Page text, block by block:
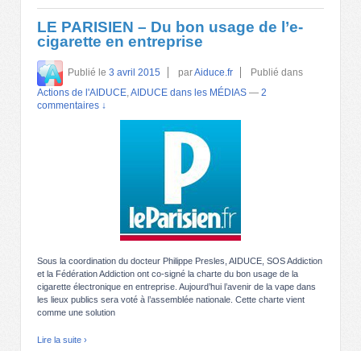
LE PARISIEN – Du bon usage de l’e-
cigarette en entreprise
Publié le 3 avril 2015 parAiduce.fr
Publié dans
Actions de l'AIDUCE,AIDUCE dans les MÉDIAS — 2
commentaires ↓
Sous la coordination du docteur Philippe Presles, AIDUCE, SOS Addiction
et la Fédération Addiction ont co-signé la charte du bon usage de la
cigarette électronique en entreprise. Aujourd’hui l’avenir de la vape dans
les lieux publics sera voté à l’assemblée nationale. Cette charte vient
comme une solution
Lire la suite ›